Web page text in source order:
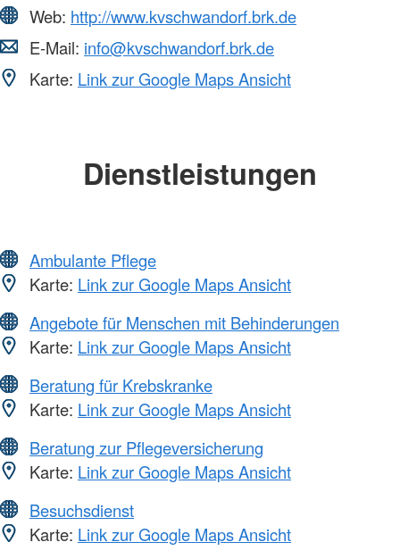
Web: http://www.kvschwandorf.brk.de
E-Mail: info@kvschwandorf.brk.de
Karte: Link zur Google Maps Ansicht
Dienstleistungen
Ambulante Pflege
Karte: Link zur Google Maps Ansicht
Angebote für Menschen mit Behinderungen
Karte: Link zur Google Maps Ansicht
Beratung für Krebskranke
Karte: Link zur Google Maps Ansicht
Beratung zur Pflegeversicherung
Karte: Link zur Google Maps Ansicht
Besuchsdienst
Karte: Link zur Google Maps Ansicht